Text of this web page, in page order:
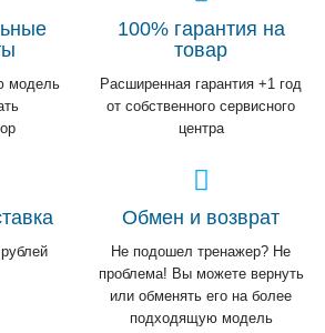
модель
100% гарантия на
товар
Расширенная гарантия +1 год
от собственного сервисного
центра
Обмен и возврат
Не подошел тренажер? Не
проблема! Вы можете вернуть
или обменять его на более
подходящую модель